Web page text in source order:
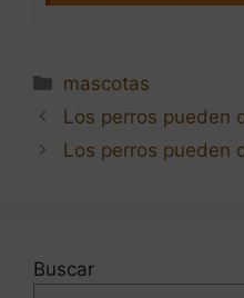
Categorías
mascotas
Navegación
de
entradas
Los perros pueden
Los perros pueden
Buscar